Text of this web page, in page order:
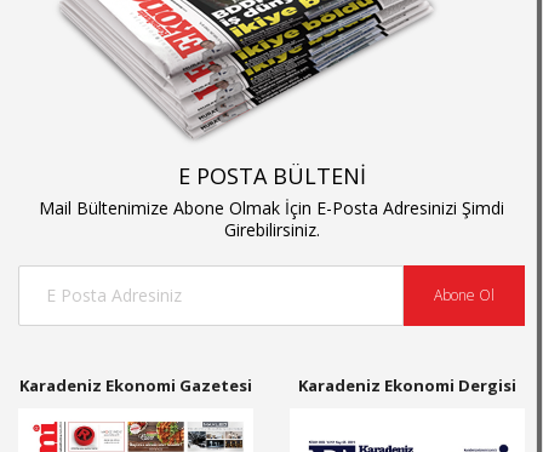
E POSTA BÜLTENİ
Mail Bültenimize Abone Olmak İçin E-Posta Adresinizi Şimdi
Girebilirsiniz.
Abone Ol
Karadeniz Ekonomi Gazetesi Karadeniz Ekonomi Dergisi